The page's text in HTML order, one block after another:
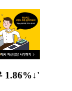
1.86%↓'